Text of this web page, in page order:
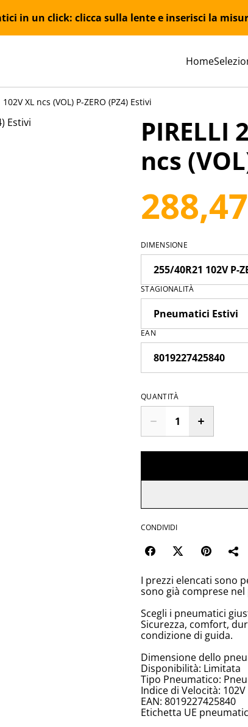
in un click: clicca sulla lente e inserisci la
Home
XL ncs (VOL) P-ZERO (PZ4) Estivi
PIRELLI
ncs
DIMENSIONE
STAGIONALITÀ
EAN
QUANTITÀ
CONDIVIDI
I prezzi elencati sono
sono già comprese nel
Scegli i pneumatici
Sicurezza, comfort,
condizione di guida.
Dimensione dello
Disponibilità: Limitata
Tipo Pneumatico:
Indice di Velocità: 102V
EAN: 8019227425840
Etichetta UE